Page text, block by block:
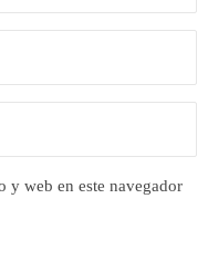
y web en este navegador